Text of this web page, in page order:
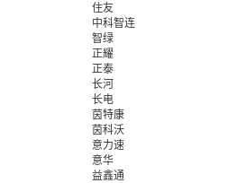
住友
中科智连
智绿
正耀
正泰
长河
长电
茵特康
茵科沃
意力速
意华
益鑫通